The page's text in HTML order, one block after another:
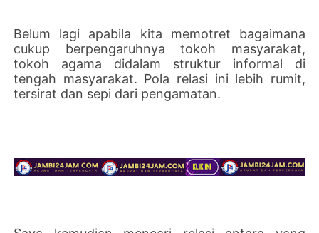
Belum lagi apabila kita memotret bagaimana
cukup berpengaruhnya tokoh masyarakat,
tokoh agama didalam struktur informal di
tengah masyarakat. Pola relasi ini lebih rumit,
tersirat dan sepi dari pengamatan.